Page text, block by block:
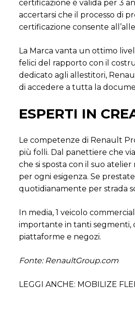
certificazione è valida per 3
accertarsi che il processo di
certificazione consente
La Marca vanta un ottimo
felici del rapporto con il
dedicato agli allestitori,
di accedere a tutta la
ESPERTI IN
Le competenze di Renault
più folli. Dal panettiere che
che si sposta con il suo
per ogni esigenza. Se
quotidianamente per strada
In media, 1 veicolo
importante in tanti segmenti,
piattaforme e negozi.
Fonte: RenaultGroup.com
LEGGI ANCHE: MOBILIZE